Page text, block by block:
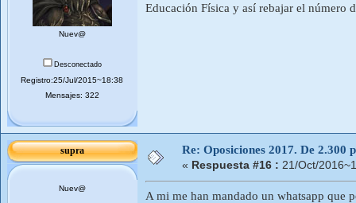
Nuev@
Desconectado
Registro:25/Jul/2015~18:38
Mensajes: 322
Educación Física y así rebajar el número
supra
Nuev@
Re: Oposiciones 2017. De 2.300
« Respuesta #16 : 21/Oct/
A mi me han mandado un whatsapp que